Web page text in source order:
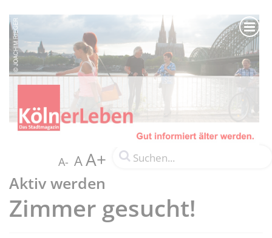
A- AA+
Aktiv werden
Zimmer gesucht!